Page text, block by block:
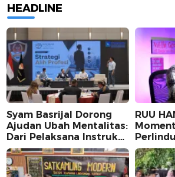
HEADLINE
Syam Basrijal Dorong
Ajudan Ubah Mentalitas:
Dari Pelaksana Instruksi
Jadi Pencipta Nilai
RUU
Publik